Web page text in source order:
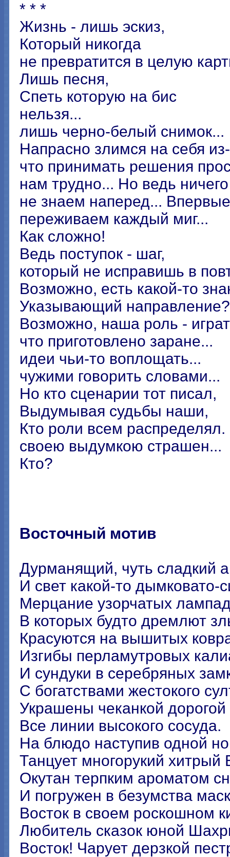
* * *
Жизнь - лишь эскиз,
Который никогда
не превратится в целую
Лишь песня,
Спеть которую на бис
нельзя...
лишь черно-белый снимок...
Напрасно злимся на себя из-
что принимать решения
нам трудно... Но ведь ничего
не знаем наперед... Впервые
переживаем каждый миг...
Как сложно!
Ведь поступок - шаг,
который не исправишь в
Возможно, есть какой-то
Указывающий направление?
Возможно, наша роль -
что приготовлено заране...
идеи чьи-то воплощать...
чужими говорить словами...
Но кто сценарии тот писал,
Выдумывая судьбы наши,
Кто роли всем распределял.
своею выдумкою страшен...
Кто?
Восточный мотив
Дурманящий, чуть сладкий
И свет какой-то дымковато-
Мерцание узорчатых
В которых будто дремлют
Красуются на вышитых
Изгибы перламутровых
И сундуки в серебряных
С богатствами жестокого
Украшены чеканкой дорогой
Все линии высокого сосуда.
На блюдо наступив одной
Танцует многорукий хитрый
Окутан терпким ароматом
И погружен в безумства
Восток в своем роскошном
Любитель сказок юной
Восток! Чарует дерзкой